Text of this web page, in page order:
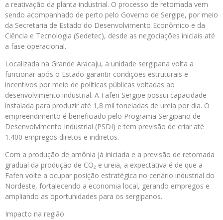
a reativação da planta industrial. O processo de retomada vem
sendo acompanhado de perto pelo Governo de Sergipe, por meio
da Secretaria de Estado do Desenvolvimento Econômico e da
Ciência e Tecnologia (Sedetec), desde as negociações iniciais até
a fase operacional.
Localizada na Grande Aracaju, a unidade sergipana volta a
funcionar após o Estado garantir condições estruturais e
incentivos por meio de políticas públicas voltadas ao
desenvolvimento industrial. A Fafen Sergipe possui capacidade
instalada para produzir até 1,8 mil toneladas de ureia por dia. O
empreendimento é beneficiado pelo Programa Sergipano de
Desenvolvimento Industrial (PSDI) e tem previsão de criar até
1.400 empregos diretos e indiretos.
Com a produção de amônia já iniciada e a previsão de retomada
gradual da produção de CO₂ e ureia, a expectativa é de que a
Fafen volte a ocupar posição estratégica no cenário industrial do
Nordeste, fortalecendo a economia local, gerando empregos e
ampliando as oportunidades para os sergipanos.
Impacto na região